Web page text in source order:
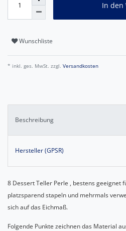
In den
Wunschliste
* inkl. ges. MwSt. zzgl. Versandkosten
Beschreibung
Hersteller (GPSR)
8 Dessert Teller Perle , bestens geeignet
platzsparend stapeln und mehrmals
sich auf das Eichmaß.
Folgende Punkte zeichnen das Material